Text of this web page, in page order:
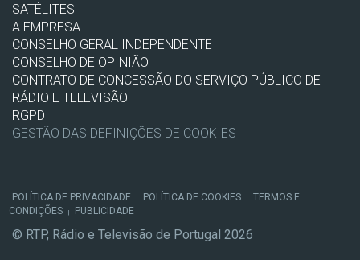
SATÉLITES
A EMPRESA
CONSELHO GERAL INDEPENDENTE
CONSELHO DE OPINIÃO
CONTRATO DE CONCESSÃO DO SERVIÇO PÚBLICO DE
RÁDIO E TELEVISÃO
RGPD
GESTÃO DAS DEFINIÇÕES DE COOKIES
POLÍTICA DE PRIVACIDADE | POLÍTICA DE COOKIES |
TERMOS E
CONDIÇÕES
| PUBLICIDADE
© RTP, Rádio e Televisão de Portugal 2026